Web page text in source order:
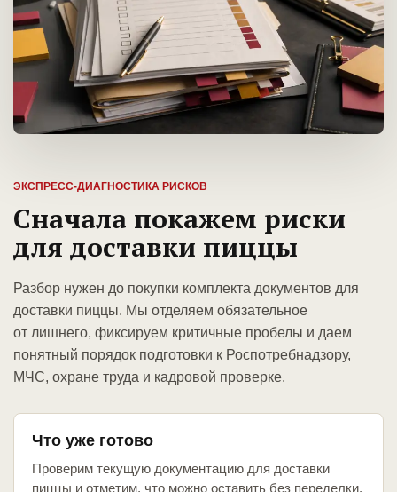
ЭКСПРЕСС-ДИАГНОСТИКА РИСКОВ
Сначала покажем риски
для доставки пиццы
Разбор нужен до покупки комплекта документов для
доставки пиццы. Мы отделяем обязательное
от лишнего, фиксируем критичные пробелы и даем
понятный порядок подготовки к Роспотребнадзору,
МЧС, охране труда и кадровой проверке.
Что уже готово
Проверим текущую документацию для доставки
пиццы и отметим, что можно оставить без переделки.